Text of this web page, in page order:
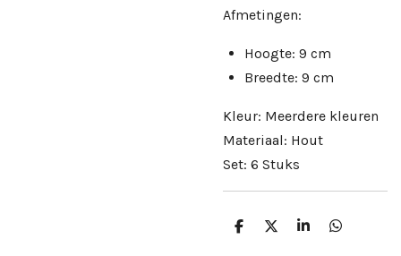
Afmetingen:
Hoogte: 9 cm
Breedte: 9 cm
Kleur: Meerdere kleuren
Materiaal: Hout
Set: 6 Stuks
D
D
S
D